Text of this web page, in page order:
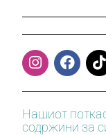
Нашиот
содржини за